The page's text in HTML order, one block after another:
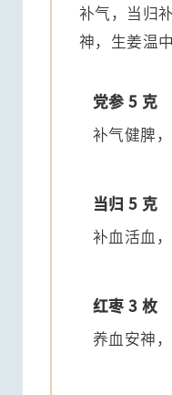
补气，当归
神，生姜温
党参 5 克
补气健脾
当归 5 克
补血活血
红枣 3 枚
养血安神